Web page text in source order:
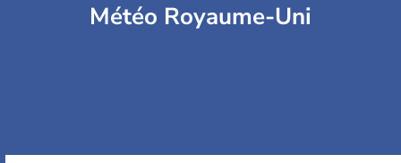
Météo Royaume-Uni